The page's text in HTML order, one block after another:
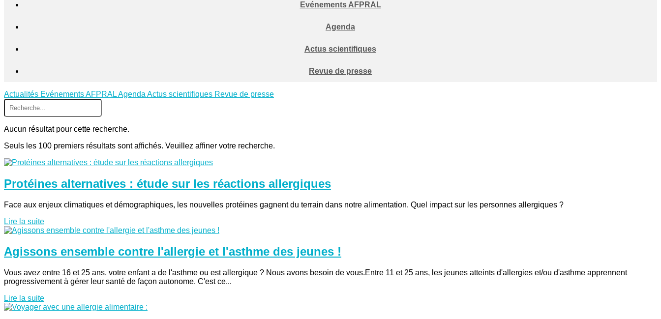
Evénements AFPRAL
Agenda
Actus scientifiques
Revue de presse
Actualités Evénements AFPRALAgenda Actus scientifiques Revue de presse
Aucun résultat pour cette recherche.
Seuls les 100 premiers résultats sont affichés. Veuillez affiner votre recherche.
Protéines alternatives : étude sur les réactions allergiques
Face aux enjeux climatiques et démographiques, les nouvelles protéines gagnent du terrain dans notre alimentation. Quel impact sur les personnes allergiques ?
Lire la suite
Agissons ensemble contre l'allergie et l'asthme des jeunes !
Vous avez entre 16 et 25 ans, votre enfant a de l'asthme ou est allergique ? Nous avons besoin de vous.Entre 11 et 25 ans, les jeunes atteints d'allergies et/ou d'asthme apprennent
progressivement à gérer leur santé de façon autonome. C'est ce...
Lire la suite